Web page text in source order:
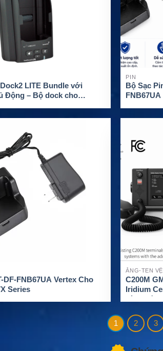
CHI TIẾT XEM
LITE Bundle với
Động – Bộ dock cho
PIN
Bộ Sạc
FNB67UA
DF-FNB67UA Vertex Cho
Series
ĂNG-TEN
C200M
Iridium
Tàu Biển
1 2 3